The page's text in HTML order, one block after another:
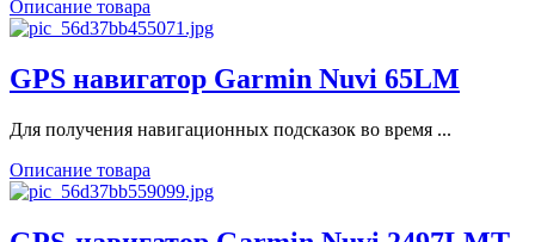
Описание товара
GPS навигатор Garmin Nuvi 65LM
Для получения навигационных подсказок во время ...
Описание товара